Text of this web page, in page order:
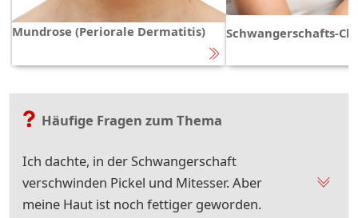
Mundrose (Periorale Dermatitis) Schwangerschafts-
Häufige Fragen zum Thema
Ich dachte, in der Schwangerschaft
verschwinden Pickel und Mitesser. Aber
meine Haut ist noch fettiger geworden.